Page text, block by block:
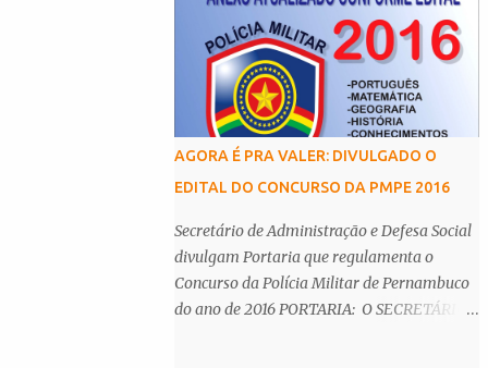
Social (SDS), os cargos de agente e escrivão
têm como principal requisito a graduação,
assim como de auxiliar de legista, auxiliar
de perito, papiloscopista, médico legista e
perito criminal da Polícia Científica. Esta
determinação é
AGORA É PRA VALER: DIVULGADO O
EDITAL DO CONCURSO DA PMPE 2016
Secretário de Administração e Defesa Social
divulgam Portaria que regulamenta o
Concurso da Polícia Militar de Pernambuco
do ano de 2016 PORTARIA: O SECRETÁRIO